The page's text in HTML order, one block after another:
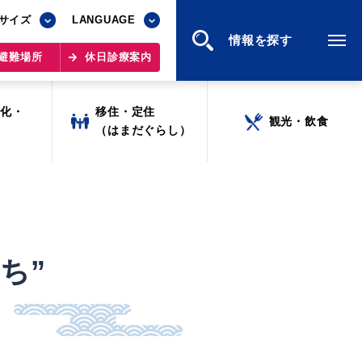
イズ LANGUAGE
難場所 休日診療案内
情報を探す
イズ LANGUAGE
難場所 休日診療案内
情報を探す
・
移住・定住
（はまだぐらし）
観光・飲食
・
移住・定住
（はまだぐらし）
観光・飲食
”